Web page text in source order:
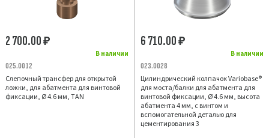
В наличии
2 700.00₽
025.0012
Слепочный трансфер для открытой
ложки, для абатмента для винтовой
фиксации, Ø 4.6 мм, TAN
В наличии
6 710.00₽
023.0028
Цилиндрический колпачок Variobase®
для моста/балки для абатмента для
винтовой фиксации, Ø 4.6 мм, высота
абатмента 4 мм, с винтом и
вспомогательной деталью для
цементирования 3